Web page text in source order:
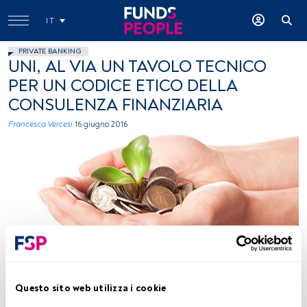
Questo sito web utilizza i cookie
IT
PRIVATE BANKING
UNI, AL VIA UN TAVOLO TECNICO
PER UN CODICE ETICO DELLA
CONSULENZA FINANZIARIA
Francesca Vercesi 16 giugno 2016
foto: autor 401(K)2013, Flickr, creative commons